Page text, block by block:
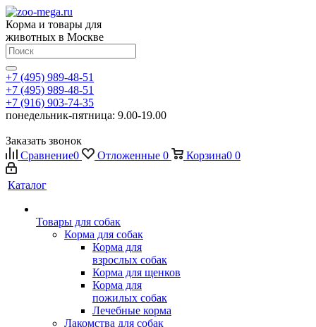
Корма и товары для
животных в Москве
+7 (495) 989-48-51
+7 (495) 989-48-51
+7 (916) 903-74-35
понедельник-пятница: 9.00-19.00
Заказать звонок
Сравнение0 Отложенные 0 Корзина0 0
Каталог
Товары для собак
Корма для собак
Корма для
взрослых собак
Корма для щенков
Корма для
пожилых собак
Лечебные корма
Лакомства для собак